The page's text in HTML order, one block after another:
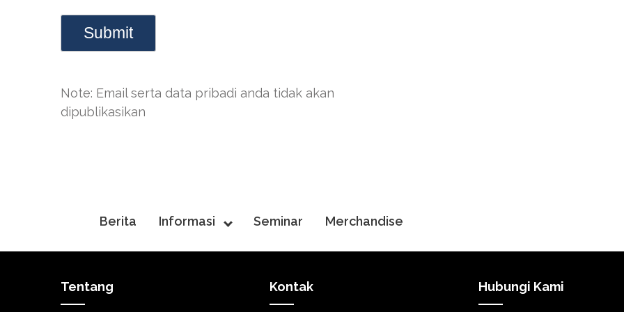
Note: Email serta data pribadi anda tidak akan
dipublikasikan
Berita Informasi Seminar Merchandise
Tentang Kontak Hubungi Kami